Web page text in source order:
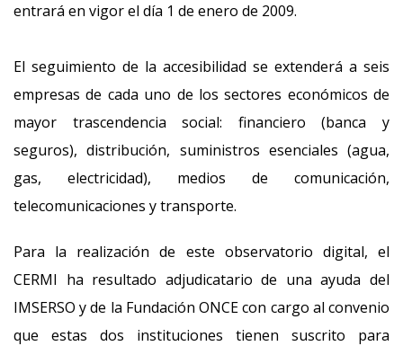
entrará en vigor el día 1 de enero de 2009.
El seguimiento de la accesibilidad se extenderá a seis
empresas de cada uno de los sectores económicos de
mayor trascendencia social: financiero (banca y
seguros), distribución, suministros esenciales (agua,
gas, electricidad), medios de comunicación,
telecomunicaciones y transporte.
Para la realización de este observatorio digital, el
CERMI ha resultado adjudicatario de una ayuda del
IMSERSO y de la Fundación ONCE con cargo al convenio
que estas dos instituciones tienen suscrito para